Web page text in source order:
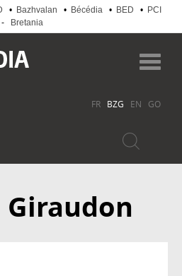
• Bazhvalan • Bécédia • BED • PCI
-
Bretania
FR BZG EN GO
Giraudon